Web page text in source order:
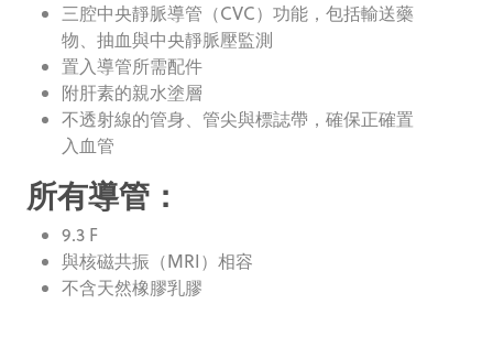
三腔中央靜脈導管（CVC）功能，包括輸送藥
物、抽血與中央靜脈壓監測
置入導管所需配件
附肝素的親水塗層
不透射線的管身、管尖與標誌帶，確保正確置
入血管
所有導管：
9.3 F
與核磁共振（MRI）相容
不含天然橡膠乳膠